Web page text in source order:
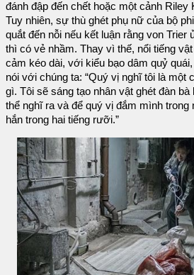
đánh đập đến chết hoặc một cảnh Riley
Tuy nhiên, sự thù ghét phụ nữ của bộ
quắt đến nỗi nếu kết luận rằng von Trier
thì có vẻ nhầm. Thay vì thế, nổi tiếng
cảm kéo dài, với kiểu bạo dâm quỷ
nói với chúng ta: “Quý vị nghĩ tôi là
gì. Tôi sẽ sáng tạo nhân vật ghét đàn
thể nghĩ ra và để quý vị đắm mình trong
hắn trong hai tiếng rưỡi.”